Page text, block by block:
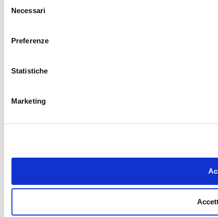
delNecessari
Preferenze
Statistiche
Marketing